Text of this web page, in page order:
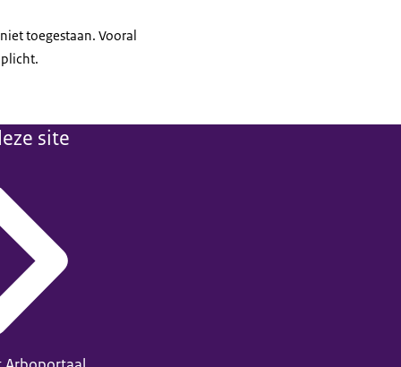
toegestaan. Vooral
site